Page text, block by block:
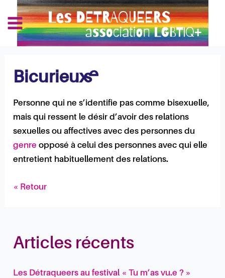
au
contenu
Main
Menu
Les Détraqueers
Bicurieux·se
Personne qui ne s’identifie pas comme bisexuelle,
mais qui ressent le désir d’avoir des relations
sexuelles ou affectives avec des personnes du
genre opposé à celui des personnes avec qui elle
entretient habituellement des relations.
« Retour
Navigation
des
articles
Articles récents
Les Détraqueers au festival « Tu m’as vu.e ? »